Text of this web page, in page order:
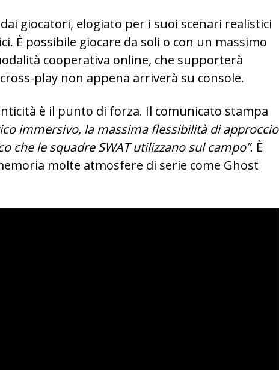
giocatori, elogiato per i suoi scenari realistici
È possibile giocare da soli o con un massimo
cooperativa online, che supporterà
play non appena arriverà su console.
è il punto di forza. Il comunicato stampa
immersivo, la massima flessibilità di approccio
che le squadre SWAT utilizzano sul campo”. È
molte atmosfere di serie come Ghost